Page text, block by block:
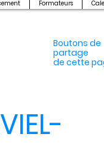
Formateurs
Boutons de
partage
de cette